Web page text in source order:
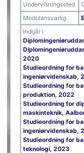
Undervisningssted
Modulansvarlig
Indgår i
2020
Studieordning for
ingeniørvidenskab,
Studieordning for
produktion, 2022
Studieordning for
maskinteknik,
Studieordning for
ingeniørvidenskab,
Studieordning for
teknologi, 2023